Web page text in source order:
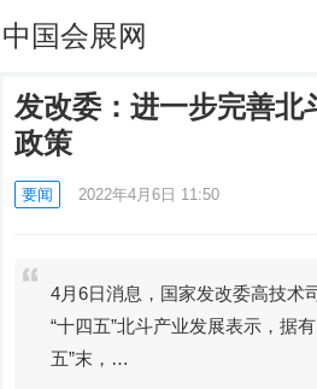
中国会展网
发改委：进一步完善北
政策
要闻 2022年4月6日 11:50
4月6日消息，国家发改委高技术
“十四五”北斗产业发展表示，据
五”末，…